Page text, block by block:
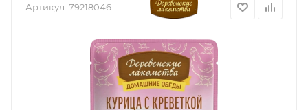
Артикул: 79218046